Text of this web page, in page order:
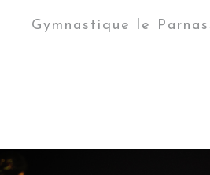
Gymnastique le